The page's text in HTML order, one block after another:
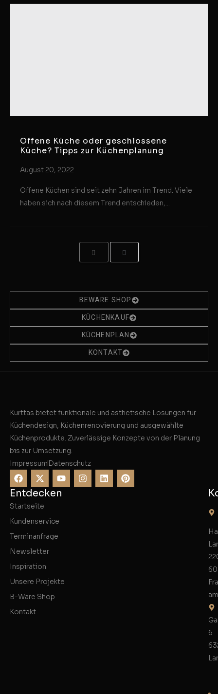
Offene Küche oder geschlossene
Küche? Tipps zur Küchenplanung
August 20, 2022
Offene Küchen sind seit zehn Jahren im Trend. Viele
haben sich nach diesem Trend entschieden,...
BEWARE SHOP
KÜCHENKAUF
KÜCHENPLAN
KONTAKT
Kurttas bietet funktionale und ästhetische Lösungen für
Küchendesign, Küchenrenovierung und ausgewählte
Küchenprodukte. Zuverlässige Konzepte von der Planung
bis zur Umsetzung.
Impressum Datenschutz
Entdecken
Startseite
Kundenservice
Terminanfrage
Newsletter
Inspiration
Unsere Projekte
B-Ware Shop
Kontakt
6